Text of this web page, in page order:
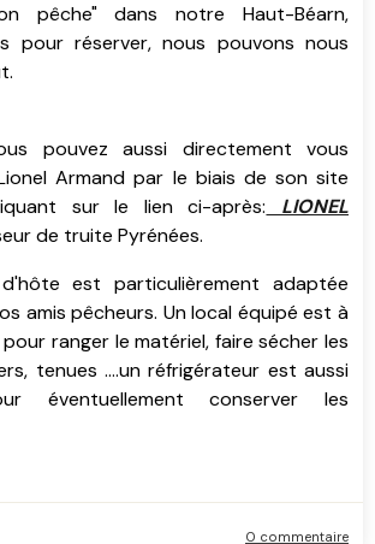
pêche" dans notre Haut-Béarn,
pour réserver, nous pouvons nous
pouvez aussi directement vous
Armand par le biais de son site
sur le lien ci-après: LIONEL
de truite Pyrénées.
est particulièrement adaptée
amis pêcheurs. Un local équipé est à
ranger le matériel, faire sécher les
tenues ....un réfrigérateur est aussi
éventuellement conserver les
0 commentaire